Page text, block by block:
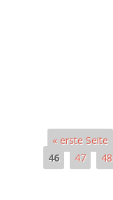
« erste Seite
46
47 48